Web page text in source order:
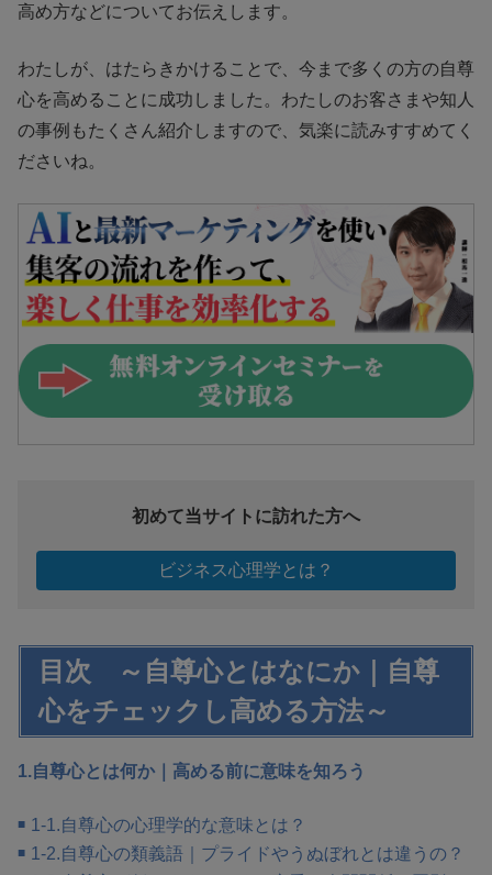
高め方などについてお伝えします。
わたしが、はたらきかけることで、今まで多くの方の自尊
心を高めることに成功しました。わたしのお客さまや知人
の事例もたくさん紹介しますので、気楽に読みすすめてく
ださいね。
初めて当サイトに訪れた方へ
ビジネス心理学とは？
目次 ～自尊心とはなにか｜自尊
心をチェックし高める方法～
1.自尊心とは何か｜高める前に意味を知ろう
1-1.自尊心の心理学的な意味とは？
1-2.自尊心の類義語｜プライドやうぬぼれとは違うの？